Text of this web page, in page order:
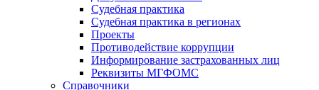
Судебная практика
Судебная практика в регионах
Проекты
Противодействие коррупции
Информирование застрахованных лиц
Реквизиты МГФОМС
Справочники